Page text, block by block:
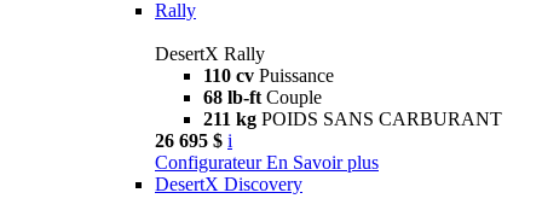
Rally
DesertX Rally
110 cv Puissance
68 lb-ft Couple
211 kg POIDS SANS CARBURANT
26 695 $ i
Configurateur En Savoir plus
DesertX Discovery